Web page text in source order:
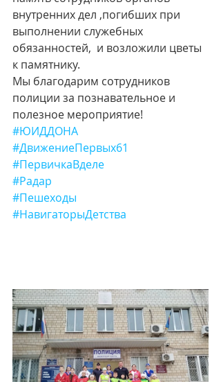
внутренних дел ,погибших при
выполнении служебных
обязанностей,  и возложили цветы
к памятнику.
Мы благодарим сотрудников
полиции за познавательное и
полезное мероприятие!
#ЮИДДОНА
#ДвижениеПервых61
#ПервичкаВделе
#Радар
#Пешеходы
#НавигаторыДетства